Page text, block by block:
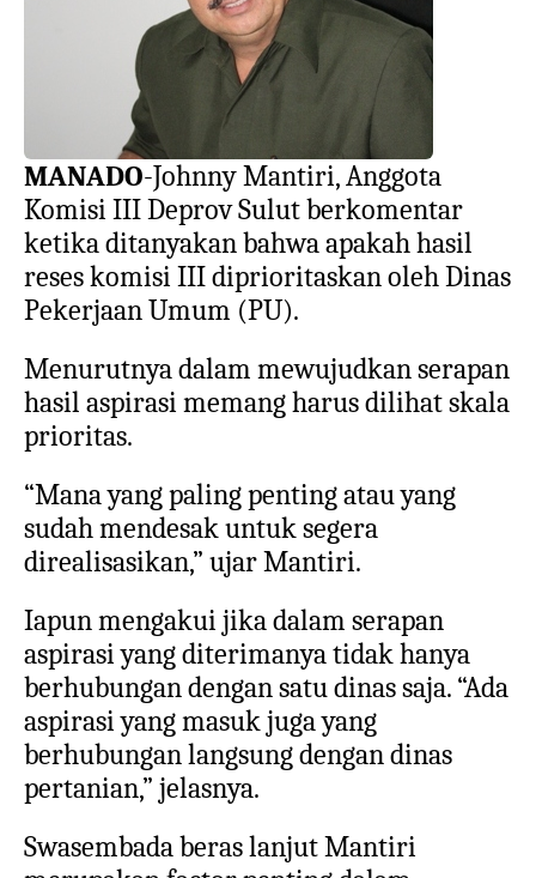
MANADO-Johnny Mantiri, Anggota
Komisi III Deprov Sulut berkomentar
ketika ditanyakan bahwa apakah hasil
reses komisi III diprioritaskan oleh Dinas
Pekerjaan Umum (PU).
Menurutnya dalam mewujudkan serapan
hasil aspirasi memang harus dilihat skala
prioritas.
“Mana yang paling penting atau yang
sudah mendesak untuk segera
direalisasikan,” ujar Mantiri.
Iapun mengakui jika dalam serapan
aspirasi yang diterimanya tidak hanya
berhubungan dengan satu dinas saja. “Ada
aspirasi yang masuk juga yang
berhubungan langsung dengan dinas
pertanian,” jelasnya.
Swasembada beras lanjut Mantiri